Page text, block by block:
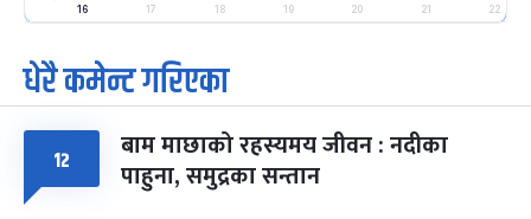
मंगल फाल्गुन २५, २०८३ Mar 9, 2027
७
आइत
पूर्णिमा व्रत
चैत्र ७, २०८३-Mar 21, 2027
८
सोम
फागुपूर्णिमा
चैत्र ८, २०८३-Mar 22, 2027
७ महिना बाँकी
16 17 18 19 20 21 22
धेरै कमेन्ट गरिएका
१२ बाम माछाको रहस्यमय जीवन : नदीका
पाहुना, समुद्रका सन्तान